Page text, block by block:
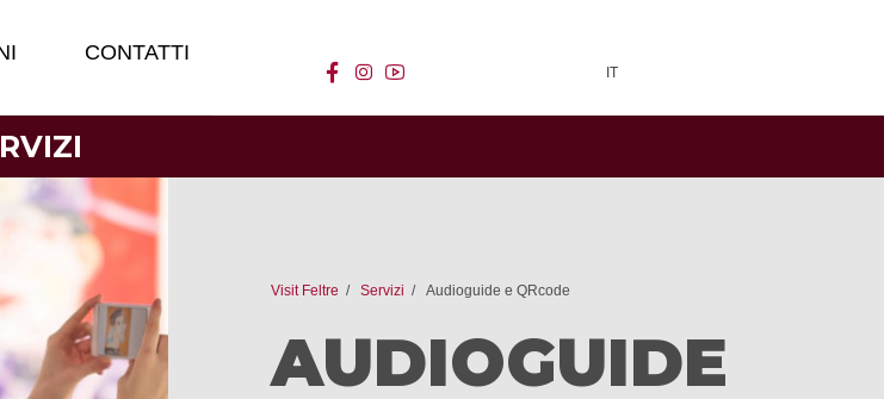
CONTATTI
facebook
instagram IT
Visit Feltre Servizi Audioguide e QRcode
AUDIOGUIDE